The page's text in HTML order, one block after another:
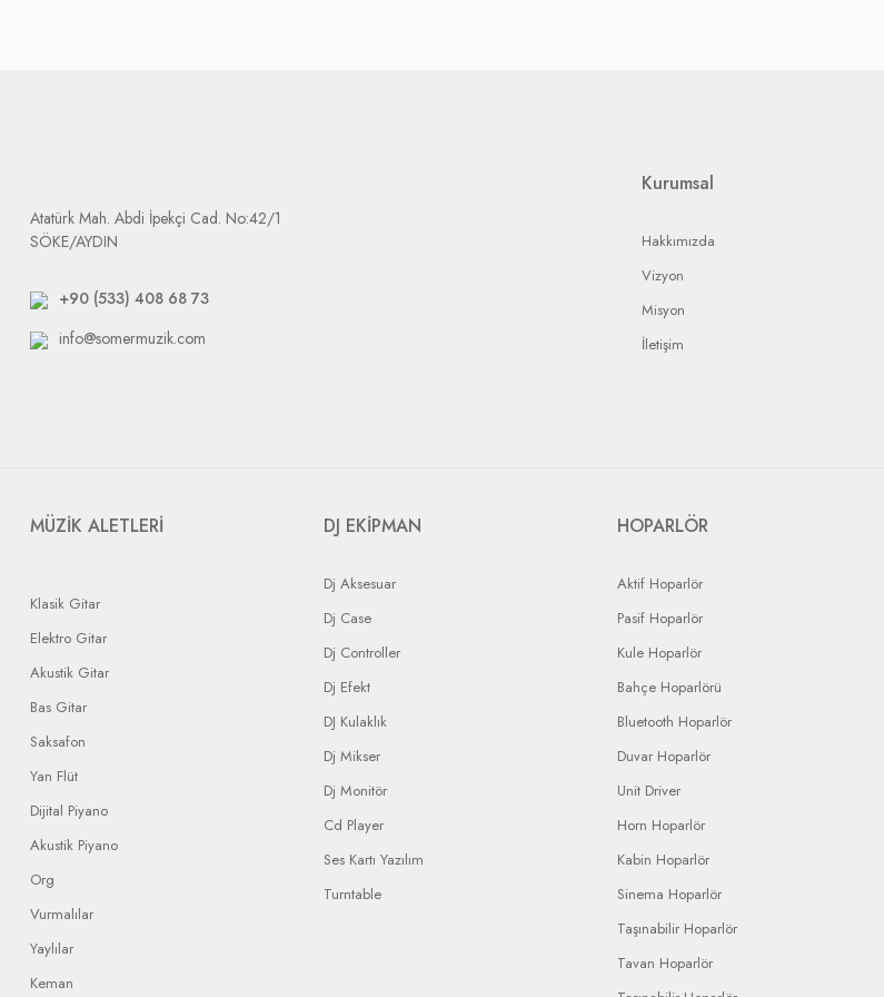
Dikkat etmeniz gerek durum: tarafımıza yapılacak bütün gönderilerin anlaşmalı olduğumuz kargo firmaları ile yapılması gerekir.
Atatürk Mah. Abdi İpekçi Cad. No:42/1
SÖKE/AYDIN
+90 (533) 408 68 73
info@somermuzik.com
Kurumsal
Hakkımızda
Vizyon
Misyon
İletişim
MÜZİK ALETLERİ
Klasik Gitar
Elektro Gitar
Akustik Gitar
Bas Gitar
Saksafon
Yan Flüt
Dijital Piyano
Akustik Piyano
Org
Vurmalılar
Yaylılar
Keman
DJ EKİPMAN
Dj Aksesuar
Dj Case
Dj Controller
Dj Efekt
DJ Kulaklık
Dj Mikser
Dj Monitör
Cd Player
Ses Kartı Yazılım
Turntable
HOPARLÖR
Aktif Hoparlör
Pasif Hoparlör
Kule Hoparlör
Bahçe Hoparlörü
Bluetooth Hoparlör
Duvar Hoparlör
Unit Driver
Horn Hoparlör
Kabin Hoparlör
Sinema Hoparlör
Taşınabilir Hoparlör
Tavan Hoparlör